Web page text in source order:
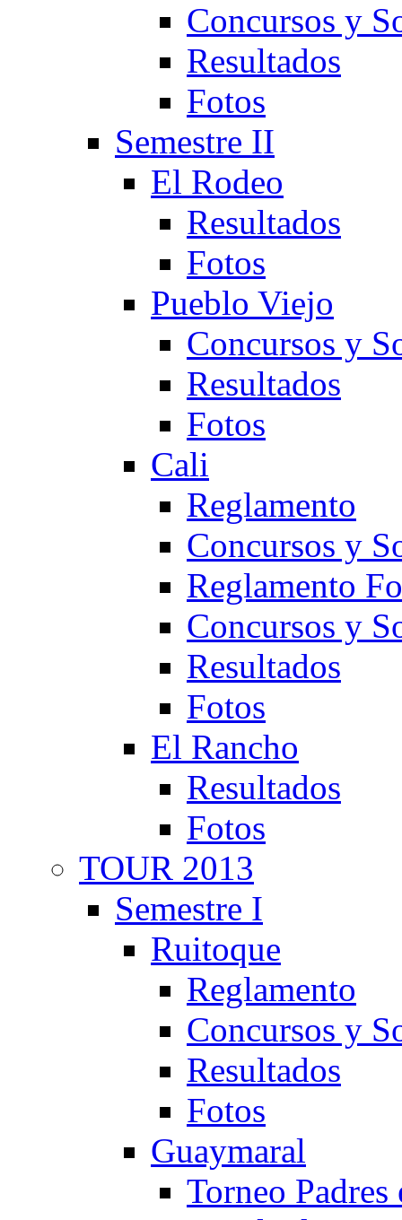
Concursos y
Resultados
Fotos
Semestre II
El Rodeo
Resultados
Fotos
Pueblo Viejo
Concursos y
Resultados
Fotos
Cali
Reglamento
Concursos y
Reglamento
Concursos y
Resultados
Fotos
El Rancho
Resultados
Fotos
TOUR 2013
Semestre I
Ruitoque
Reglamento
Concursos y
Resultados
Fotos
Guaymaral
Torneo